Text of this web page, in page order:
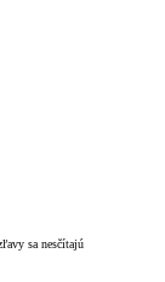
sa nesčítajú